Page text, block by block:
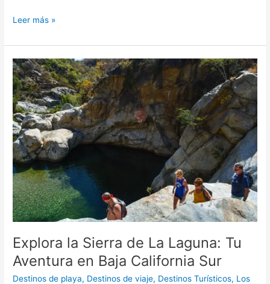
Leer más »
Explora la Sierra de La Laguna: Tu
Aventura en Baja California Sur
Destinos de playa, Destinos de viaje, Destinos Turísticos, Los
Explora
la
Sierra
de
La
Laguna:
Tu
Aventura
en
Baja
California
Sur